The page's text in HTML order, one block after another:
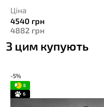
Ціна
4540 грн
4882 грн
З цим купують
-5%